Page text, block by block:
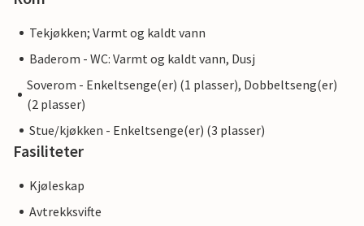
Tekjøkken; Varmt og kaldt vann
Baderom - WC: Varmt og kaldt vann, Dusj
Soverom - Enkeltsenge(er) (1 plasser), Dobbeltseng(er)
(2 plasser)
Stue/kjøkken - Enkeltsenge(er) (3 plasser)
Fasiliteter
Kjøleskap
Avtrekksvifte